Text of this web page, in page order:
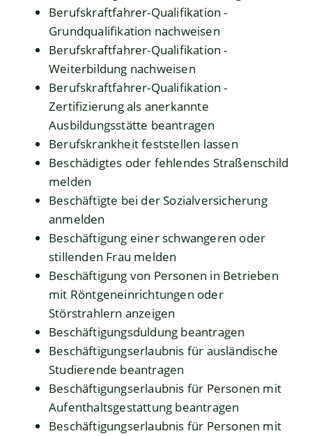
Berufskraftfahrer-Qualifikation -
Grundqualifikation nachweisen
Berufskraftfahrer-Qualifikation -
Weiterbildung nachweisen
Berufskraftfahrer-Qualifikation -
Zertifizierung als anerkannte
Ausbildungsstätte beantragen
Berufskrankheit feststellen lassen
Beschädigtes oder fehlendes Straßenschild
melden
Beschäftigte bei der Sozialversicherung
anmelden
Beschäftigung einer schwangeren oder
stillenden Frau melden
Beschäftigung von Personen in Betrieben
mit Röntgeneinrichtungen oder
Störstrahlern anzeigen
Beschäftigungsduldung beantragen
Beschäftigungserlaubnis für ausländische
Studierende beantragen
Beschäftigungserlaubnis für Personen mit
Aufenthaltsgestattung beantragen
Beschäftigungserlaubnis für Personen mit